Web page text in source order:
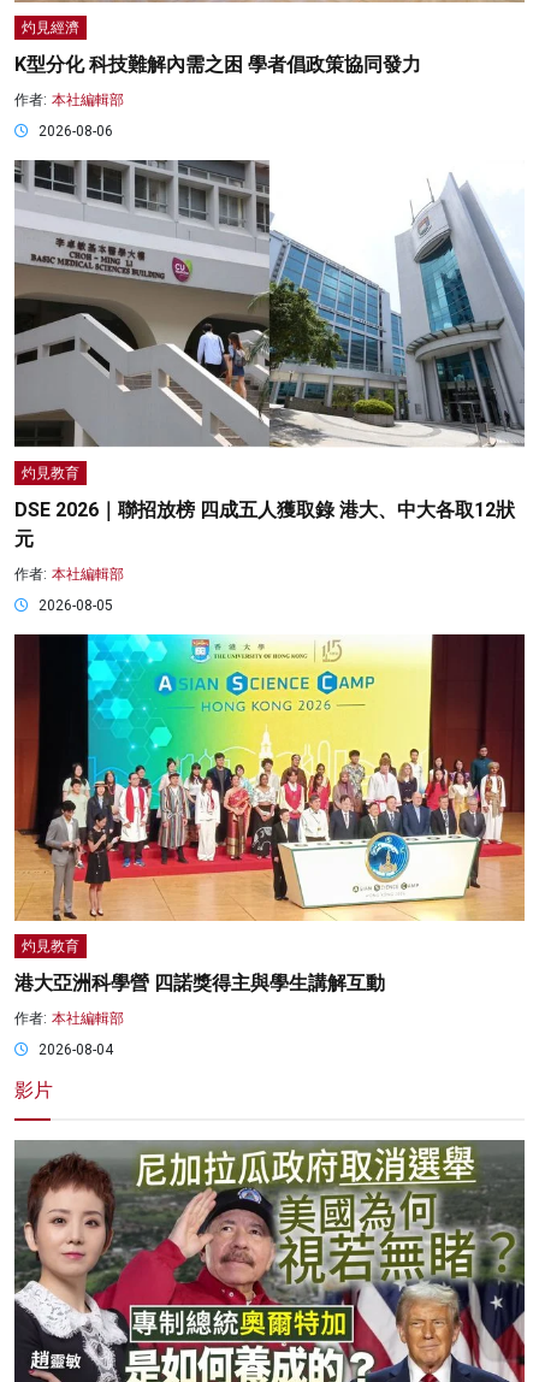
灼見經濟
K型分化 科技難解內需之困 學者倡政策協同發力
作者: 本社編輯部
2026-08-06
灼見教育
DSE 2026｜聯招放榜 四成五人獲取錄 港大、中大各取12狀
元
作者: 本社編輯部
2026-08-05
灼見教育
港大亞洲科學營 四諾獎得主與學生講解互動
作者: 本社編輯部
2026-08-04
影片